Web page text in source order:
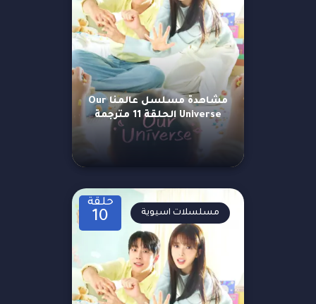
مشاهدة مسلسل عالمنا Our
Universe الحلقة 11 مترجمة
حلقة
10 مسلسلات اسيوية